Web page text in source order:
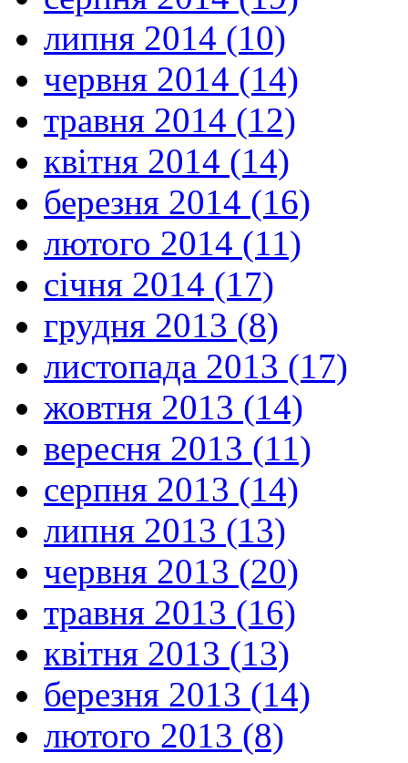
липня 2014 (10)
червня 2014 (14)
травня 2014 (12)
квітня 2014 (14)
березня 2014 (16)
лютого 2014 (11)
січня 2014 (17)
грудня 2013 (8)
листопада 2013 (17)
жовтня 2013 (14)
вересня 2013 (11)
серпня 2013 (14)
липня 2013 (13)
червня 2013 (20)
травня 2013 (16)
квітня 2013 (13)
березня 2013 (14)
лютого 2013 (8)